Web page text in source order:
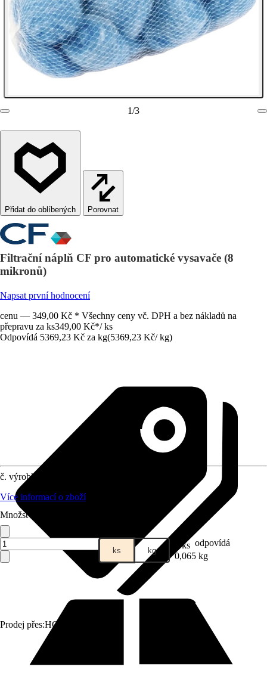
1/3
Porovnat
Filtrační náplň CF pro automatické vysavače (8
mikronů)
Napsat první hodnocení
cenu — 349,00 Kč * Všechny ceny vč. DPH a bez nákladů na
přepravu za ks349,00 Kč*/ ks
Odpovídá 5369,23 Kč za kg(5369,23 Kč/ kg)
Prodej přes:HORNBACH
č. výrobku
Více informací o zboží
Množství (ks)
ks kg 1 ks odpovídá
0,065 kg